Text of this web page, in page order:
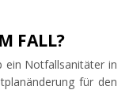
FALL?
ein Notfallsanitäter in
für den